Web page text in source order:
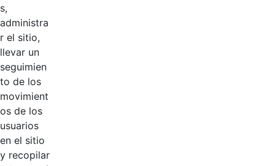
Productos
AÑADIR COMENTARIOS
s,
administra
r el sitio,
llevar un
seguimien
to de los
movimient
os de los
usuarios
en el sitio
y recopilar